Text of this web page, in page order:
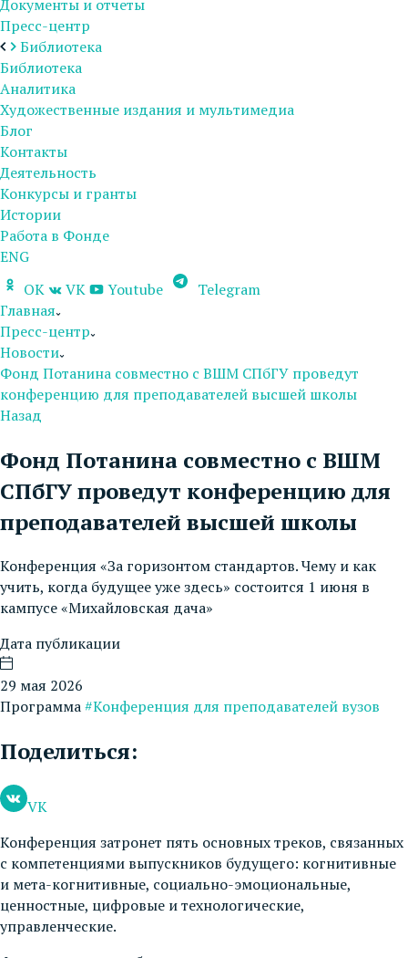
Документы и отчеты
Пресс-центр
Библиотека
Библиотека
Аналитика
Художественные издания и мультимедиа
Блог
Контакты
Деятельность
Конкурсы и гранты
Истории
Работа в Фонде
ENG
OK
VK Youtube
Telegram
Главная
Пресс-центр
Новости
Фонд Потанина совместно с ВШМ СПбГУ проведут
конференцию для преподавателей высшей школы
Назад
Фонд Потанина совместно с ВШМ
СПбГУ проведут конференцию для
преподавателей высшей школы
Конференция «За горизонтом стандартов. Чему и как
учить, когда будущее уже здесь» состоится 1 июня в
кампусе «Михайловская дача»
Дата публикации
29 мая 2026
Программа#Конференция для преподавателей вузов
Поделиться:
VK
Конференция затронет пять основных треков, связанных
с компетенциями выпускников будущего: когнитивные
и мета-когнитивные, социально-эмоциональные,
ценностные, цифровые и технологические,
управленческие.